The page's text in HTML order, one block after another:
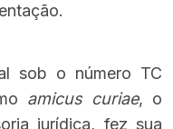
sob o número TC
amicus curiae, o
jurídica, fez sua